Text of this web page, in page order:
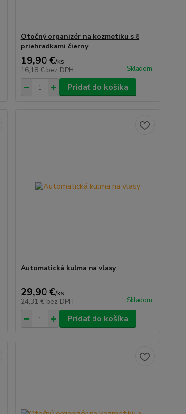
Otočný organizér na kozmetiku s 8
priehradkami čierny
19,90 €/ks
16,18 € bez DPH Skladom
Pridať do košíka
Automatická kulma na vlasy
29,90 €/ks
24,31 € bez DPH Skladom
Pridať do košíka